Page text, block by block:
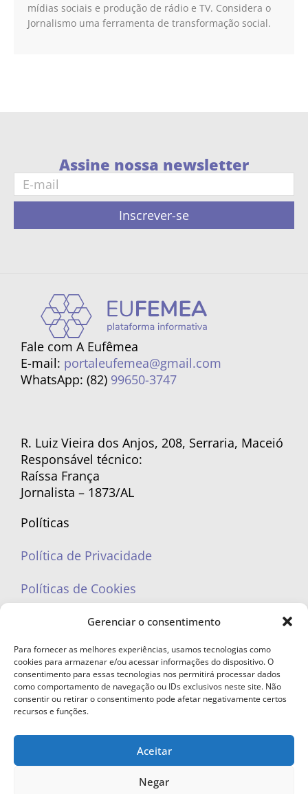
Gerenciar o consentimento
Para fornecer as melhores experiências, usamos tecnologias como
cookies para armazenar e/ou acessar informações do dispositivo. O
consentimento para essas tecnologias nos permitirá processar dados
como comportamento de navegação ou IDs exclusivos neste site. Não
consentir ou retirar o consentimento pode afetar negativamente certos
recursos e funções.
Aceitar
Negar
mídias sociais e produção de rádio e TV. Considera o
Jornalismo uma ferramenta de transformação social.
Assine nossa newsletter
Inscrever-se
Fale com A Eufêmea
E-mail: portaleufemea@gmail.com
WhatsApp: (82) 99650-3747
R. Luiz Vieira dos Anjos, 208, Serraria, Maceió
Responsável técnico:
Raíssa França
Jornalista – 1873/AL
Políticas
Política de Privacidade
Políticas de Cookies
portaleufemea@gmail.com
© Copyright 2023 - Todos os direitos reservados. Proibida cópia total ou
parcial sem autorização.